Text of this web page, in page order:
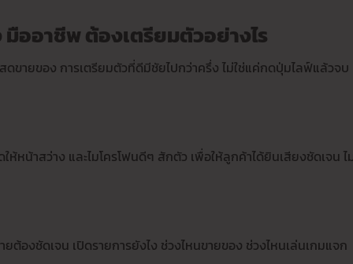
ออาชีพ ต้องเตรียมตัวอย่างไร
ดขายของ การเตรียมตัวที่ดีมีชัยไปกว่าครึ่ง ไม่ใช่แค่กดปุ่มไลฟ์แล้วจ
น้าสว่าง และไมโครโฟนดีๆ สักตัว เพื่อให้ลูกค้าได้ยินเสียงชัดเจน ไ
ต้องชัดเจน เปิดรายการยังไง ช่วงไหนขายของ ช่วงไหนเล่นเกมแจก